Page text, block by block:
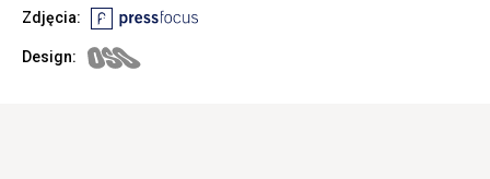
Zdjęcia:
Design: